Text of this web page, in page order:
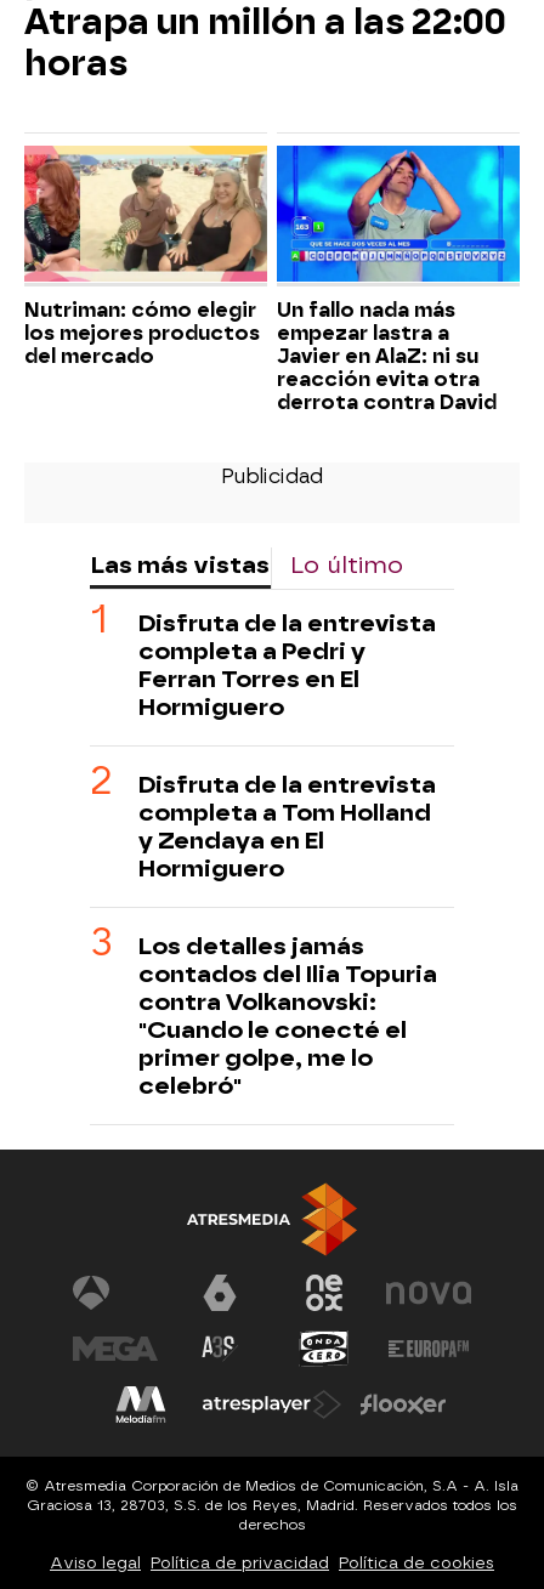
Atrapa un millón a las 22:00
horas
Nutriman: cómo elegir
los mejores productos
del mercado
Un fallo nada más
empezar lastra a
Javier en AlaZ: ni su
reacción evita otra
derrota contra David
Las más vistas Lo último
Disfruta de la entrevista
completa a Pedri y
Ferran Torres en El
Hormiguero
Disfruta de la entrevista
completa a Tom Holland
y Zendaya en El
Hormiguero
Los detalles jamás
contados del Ilia Topuria
contra Volkanovski:
"Cuando le conecté el
primer golpe, me lo
celebró"
© Atresmedia Corporación de Medios de Comunicación, S.A - A. Isla
Graciosa 13, 28703, S.S. de los Reyes, Madrid. Reservados todos los
derechos
Aviso legal Política de privacidad Política de cookies